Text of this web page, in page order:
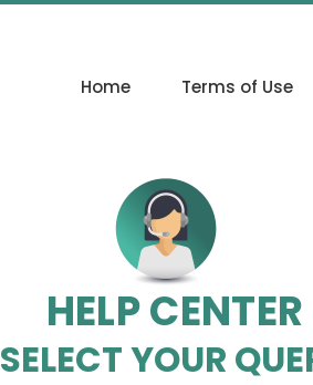
Home Terms of Use
HELP CENTER
SELECT YOUR